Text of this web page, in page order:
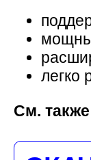
легко
См.